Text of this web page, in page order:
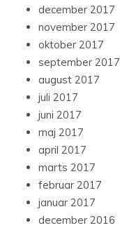
december 2017
november 2017
oktober 2017
september 2017
august 2017
juli 2017
juni 2017
maj 2017
april 2017
marts 2017
februar 2017
januar 2017
december 2016